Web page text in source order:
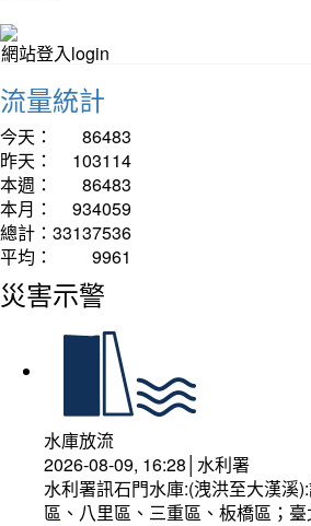
網站登入login
流量統計
今天：
86483
昨天：
103114
本週：
86483
本月：
934059
總計： 33137536
平均：
9961
災害示警
水庫放流
2026-08-09, 16:28│水利署
水利署訊石門水庫:(洩洪至大漢溪
區、八里區、三重區、板橋區；